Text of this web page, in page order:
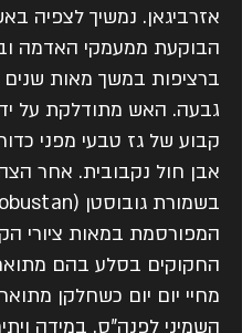
אזרביגאן. נמשיך לצפיה
הבוקעת ממעמקי האדמה
ברציפות במשך מאות
גבעה. האש מתודלקת על
קבוע של גז טבעי מפני
אבן חול נקבובית. אחר
המפורסמת במאות ציורי
החקוקים בסלע בהם
מחיי יום יום כשחלקן
השמיני לפנה"ס. במידה